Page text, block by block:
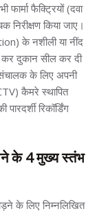
फार्मा फैक्ट्रियों (दवा
किया जाए।
के नशीली या नींद
कर दुकान सील कर दी
के लिए अपनी
कैमरे स्थापित
रिकॉर्डिंग
के 4 मुख्य स्तंभ
के लिए निम्नलिखित